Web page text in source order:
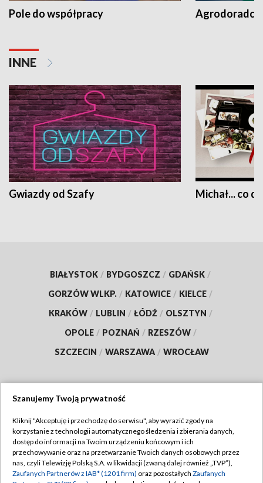
Pole do współpracy Agrodoradcy
INNE
Gwiazdy od Szafy Michał... co
BIAŁYSTOK / BYDGOSZCZ / GDAŃSK /
GORZÓW WLKP. / KATOWICE / KIELCE /
KRAKÓW / LUBLIN / ŁÓDŹ / OLSZTYN /
OPOLE / POZNAŃ / RZESZÓW /
SZCZECIN / WARSZAWA / WROCŁAW
TVP
Abonament TVP
Emisja w TVP
Regulamin TVP
Polityka prywatności
Szanujemy Twoją prywatność
Kliknij "Akceptuję i przechodzę do serwisu", aby wyrazić zgody na
korzystanie z technologii automatycznego śledzenia i zbierania danych,
dostęp do informacji na Twoim urządzeniu końcowym i ich
przechowywanie oraz na przetwarzanie Twoich danych osobowych przez
nas, czyli Telewizję Polską S.A. w likwidacji (zwaną dalej również „TVP”),
Zaufanych Partnerów z IAB* (1201 firm) oraz pozostałych Zaufanych